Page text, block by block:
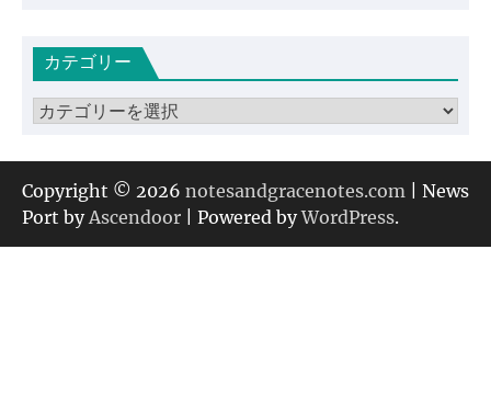
イカテゴリー
カ
ゴ
リ
ー
Copyright © 2026 notesandgracenotes.com | News
Port by Ascendoor | Powered byWordPress.